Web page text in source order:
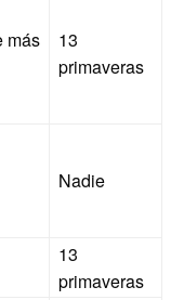
más
13
primaveras
Nadie
13
primaveras